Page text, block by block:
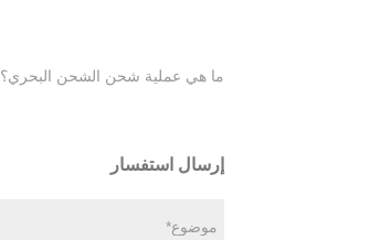
ما هي عملية شحن الشحن البحري؟
إرسال استفسار